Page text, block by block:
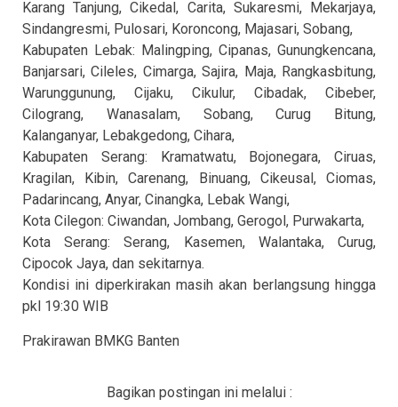
Karang Tanjung, Cikedal, Carita, Sukaresmi, Mekarjaya,
Sindangresmi, Pulosari, Koroncong, Majasari, Sobang,
Kabupaten Lebak: Malingping, Cipanas, Gunungkencana,
Banjarsari, Cileles, Cimarga, Sajira, Maja, Rangkasbitung,
Warunggunung, Cijaku, Cikulur, Cibadak, Cibeber,
Cilograng, Wanasalam, Sobang, Curug Bitung,
Kalanganyar, Lebakgedong, Cihara,
Kabupaten Serang: Kramatwatu, Bojonegara, Ciruas,
Kragilan, Kibin, Carenang, Binuang, Cikeusal, Ciomas,
Padarincang, Anyar, Cinangka, Lebak Wangi,
Kota Cilegon: Ciwandan, Jombang, Gerogol, Purwakarta,
Kota Serang: Serang, Kasemen, Walantaka, Curug,
Cipocok Jaya, dan sekitarnya.
Kondisi ini diperkirakan masih akan berlangsung hingga
pkl 19:30 WIB
Prakirawan BMKG Banten
Bagikan postingan ini melalui :